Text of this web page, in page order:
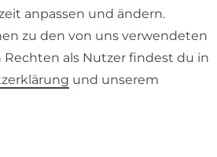
anpassen und ändern.
zu den von uns verwendeten
als Nutzer findest du in
und unserem